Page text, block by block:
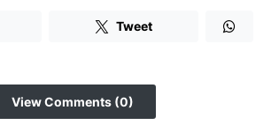
Tweet
View Comments (0)